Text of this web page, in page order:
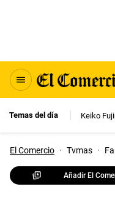
Temas del día Keiko
El Comercio · Tvmas ·
Añadir El